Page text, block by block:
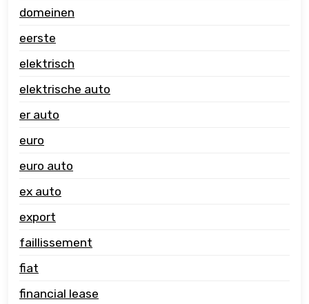
domeinen
eerste
elektrisch
elektrische auto
er auto
euro
euro auto
ex auto
export
faillissement
fiat
financial lease